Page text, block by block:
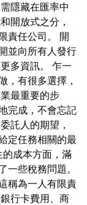
隱藏在匯率中
開放式之分，
責任公司。 開
並向所有人發行
多資訊。 乍一
，有很多選擇，
最重要的步
完成，不會忘記
託人的期望，
定任務相關的最
的成本方面，滿
一些稅務問題。
稱為一人有限責
行卡費用、商